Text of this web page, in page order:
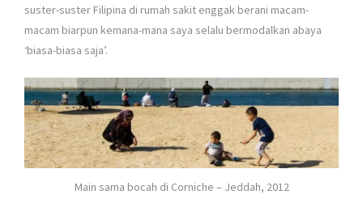
suster-suster Filipina di rumah sakit enggak berani macam-
macam biarpun kemana-mana saya selalu bermodalkan abaya
‘biasa-biasa saja’.
Main sama bocah di Corniche – Jeddah, 2012